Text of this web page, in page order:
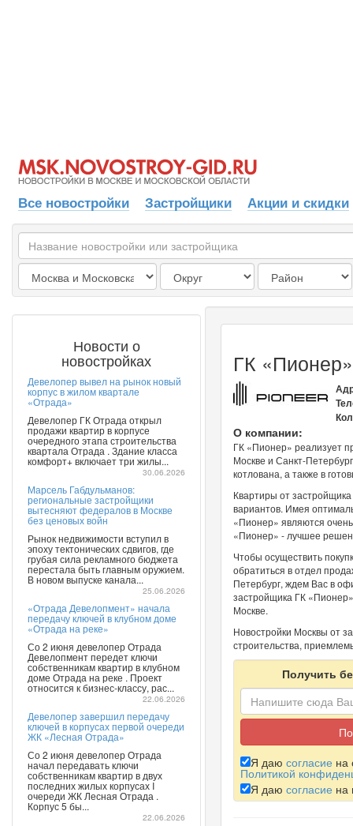
Все новостройки Застройщики Акции и скидки
Новости о
новостройках
Девелопер вывел на рынок новый
корпус в жилом квартале
«Отрада»
Девелопер ГК Отрада открыл
продажи квартир в корпусе
очередного этапа строительства
квартала Отрада . Здание класса
комфорт+ включает три жилы...
30.06.2026
Марсель Габдульманов:
региональные застройщики
вытесняют федералов в Москве
без ценовых войн
Рынок недвижимости вступил в
эпоху тектонических сдвигов, где
грубая сила рекламного бюджета
перестала быть главным оружием.
В новом выпуске канала...
25.06.2026
«Отрада Девелопмент» начала
передачу ключей в клубном доме
«Отрада на реке»
Со 2 июня девелопер Отрада
Девелопмент передет ключи
собственникам квартир в клубном
доме Отрада на реке . Проект
относится к бизнес-классу, рас...
22.06.2026
Девелопер завершил передачу
ключей в корпусах первой очереди
ЖК «Лесная Отрада»
Со 2 июня девелопер Отрада
начал передавать ключи
собственникам квартир в двух
последних жилых корпусах I
очереди ЖК Лесная Отрада .
Корпус 5 бы...
22.06.2026
ГК «Пионер»
О компании:
ГК «Пионер» реализует
Москве и Санкт-
котлована, а также в
Квартиры от
вариантов. Имея
«Пионер» являются
«Пионер» - лучшее
Чтобы осуществить
обратиться в отдел
Петербург, ждем Вас в
застройщика ГК
Москве.
Новостройки Москвы от
строительства,
Получить
Я даю согласие на
Политикой
Я даю согласие на